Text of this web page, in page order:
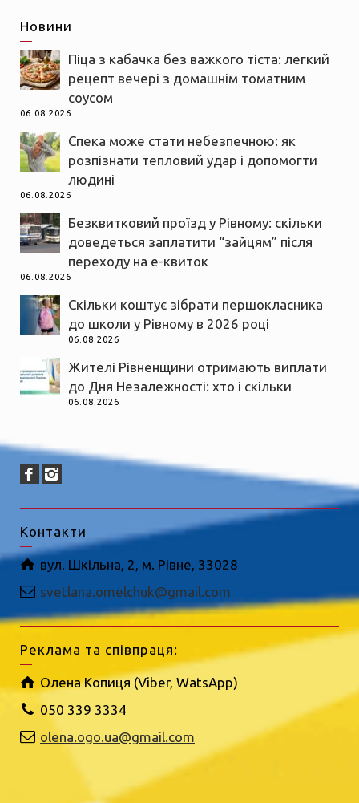
Новини
Піца з кабачка без важкого тіста: легкий
рецепт вечері з домашнім томатним
соусом
06.08.2026
Спека може стати небезпечною: як
розпізнати тепловий удар і допомогти
людині
06.08.2026
Безквитковий проїзд у Рівному: скільки
доведеться заплатити “зайцям” після
переходу на е-квиток
06.08.2026
Скільки коштує зібрати першокласника
до школи у Рівному в 2026 році
06.08.2026
Жителі Рівненщини отримають виплати
до Дня Незалежності: хто і скільки
06.08.2026
Контакти
вул. Шкільна, 2, м. Рівне, 33028
svetlana.omelchuk@gmail.com
Реклама та співпраця:
Олена Копиця (Viber, WatsApp)
050 339 3334
olena.ogo.ua@gmail.com